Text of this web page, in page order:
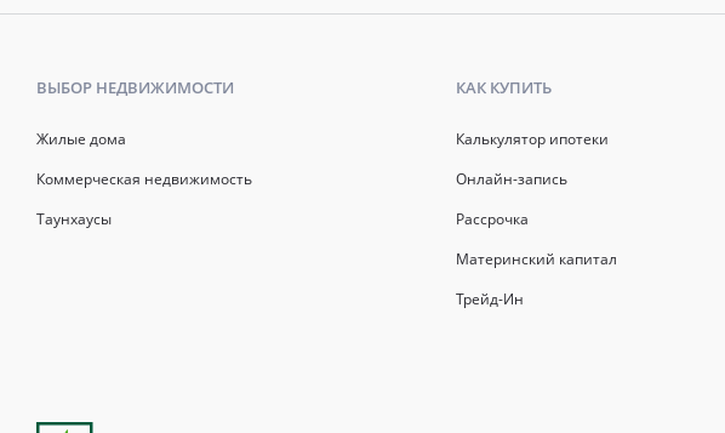
ВЫБОР НЕДВИЖИМОСТИ
Жилые дома
Коммерческая недвижимость
Таунхаусы
КАК КУПИТЬ
Калькулятор ипотеки
Онлайн-запись
Рассрочка
Материнский капитал
Трейд-Ин